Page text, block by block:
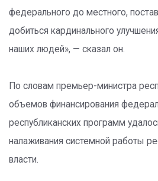
федерального до местного,
добиться кардинального
наших людей», — сказал он.
По словам премьер-министра
объемов финансирования
республиканских программ
налаживания системной работы
власти.